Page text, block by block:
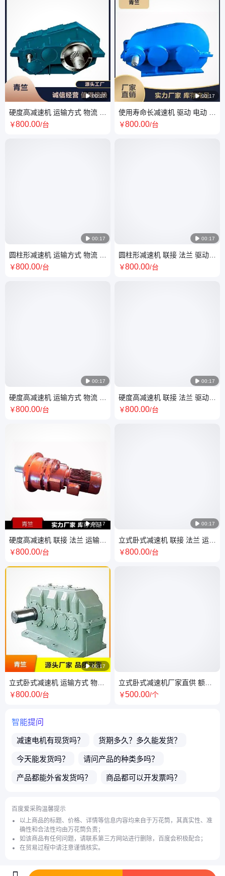
 00:17
硬度高减速机 运输方式 物流 联
接 法兰 可提供CAD模型 噪音
￥800.00/台
 00:17
圆柱形减速机 运输方式 物流 上
门安装调试 颜色醒目
￥800.00/台
 00:17
硬度高减速机 运输方式 物流 可
提供CAD模型 抗冲量大
￥800.00/台
 00:17
硬度高减速机 联接 法兰 运输方
式 物流 功率大 抗冲量大
￥800.00/台
 00:17
立式卧式减速机 运输方式 物流
支持定制 定位精度准确
￥800.00/台
 00:17
使用寿命长减速机 驱动 电动 上
门安装调试 定位精度准确
￥800.00/台
 00:17
圆柱形减速机 联接 法兰 驱动
电动 可提供CAD模型 抗冲量大
￥800.00/台
 00:17
硬度高减速机 联接 法兰 驱动
电动 上门安装调试 颜色醒目
￥800.00/台
 00:17
立式卧式减速机 联接 法兰 运输
方式 物流 附近送货 抗冲量大
￥800.00/台
立式卧式减速机厂家直供 额定
转矩 231nm 支持定制 颜色醒
￥500.00/个
智能提问
减速电机有现货吗？ 货期多久？多久能发货？
今天能发货吗？ 请问产品的种类多吗？
产品都能外省发货吗？ 商品都可以开发票吗？
请问螺旋锥齿轮电机可以定制吗？
百度爱采购温馨提示
以上商品的标题、价格、详情等信息内容均来自于万花筒，其真实性、准
确性和合法性均由万花筒负责；
如该商品有任何问题，请联系第三方网站进行删除，百度会积极配合；
在贸易过程中请注意谨慎核实。